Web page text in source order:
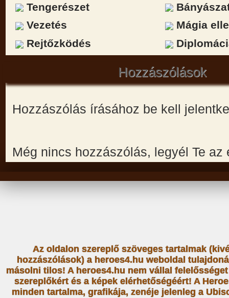
Tengerészet
Vezetés
Mágia
Rejtőzködés
Hozzászólások
Hozzászólás írásához be kell
Még nincs hozzászólás, legyél Te az
Az oldalon szereplő szöveges tartalmak
hozzászólások) a heroes4.hu weboldal
másolni tilos! A heroes4.hu nem vállal
szereplőkért és a képek elérhetőségéért! A
minden tartalma, grafikája, zenéje jelenleg a